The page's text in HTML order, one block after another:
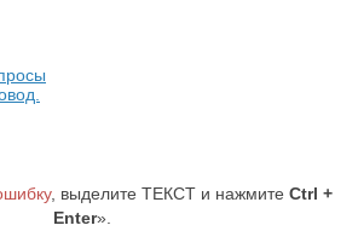
, выделите ТЕКСТ и нажмите Ctrl +
Enter».